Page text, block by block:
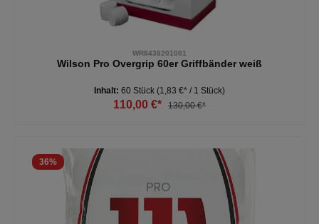
WR8438201001
Wilson Pro Overgrip 60er Griffbänder weiß
Inhalt: 60 Stück (1,83 €* / 1 Stück)
110,00 €* 130,00 €*
36%